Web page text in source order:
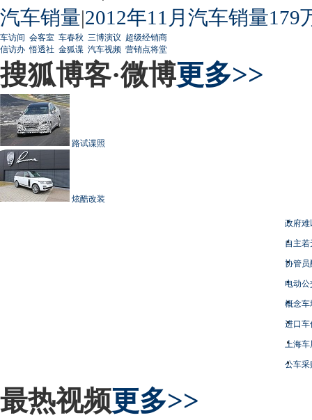
汽车销量|2012年11月汽车销量179
车访间 会客室 车春秋 三博演议 超级经销商
信访办 悟透社 金狐谍 汽车视频 营销点将堂
搜狐博客·微博更多>>
路试谍照
炫酷改装
政府难
自主
协管员
电动
概念车
进口车
上海
公车采
最热视频更多>>